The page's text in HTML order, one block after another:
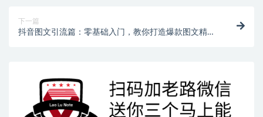
下一篇
抖音图文引流篇：零基础入门，教你打造爆款图文精准